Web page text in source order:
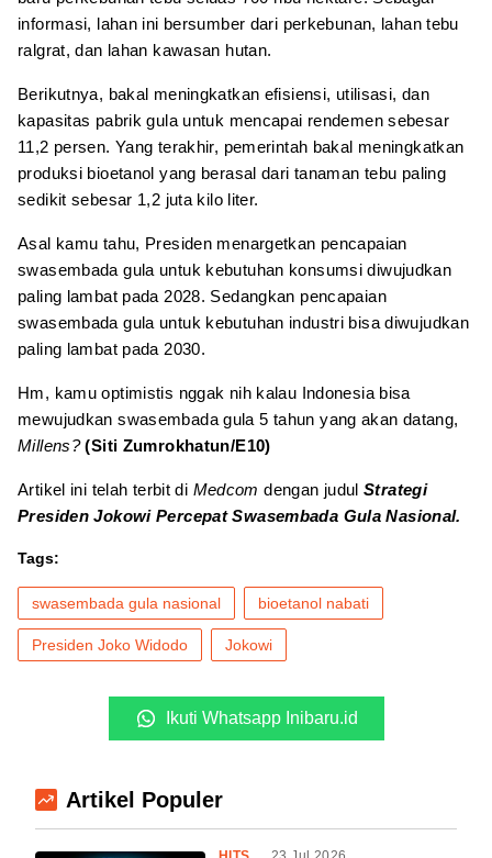
informasi, lahan ini bersumber dari perkebunan, lahan tebu
ralgrat, dan lahan kawasan hutan.
Berikutnya, bakal meningkatkan efisiensi, utilisasi, dan
kapasitas pabrik gula untuk mencapai rendemen sebesar
11,2 persen. Yang terakhir, pemerintah bakal meningkatkan
produksi bioetanol yang berasal dari tanaman tebu paling
sedikit sebesar 1,2 juta kilo liter.
Asal kamu tahu, Presiden menargetkan pencapaian
swasembada gula untuk kebutuhan konsumsi diwujudkan
paling lambat pada 2028. Sedangkan pencapaian
swasembada gula untuk kebutuhan industri bisa diwujudkan
paling lambat pada 2030.
Hm, kamu optimistis nggak nih kalau Indonesia bisa
mewujudkan swasembada gula 5 tahun yang akan datang,
Millens? (Siti Zumrokhatun/E10)
Artikel ini telah terbit di Medcom dengan judul Strategi
Presiden Jokowi Percepat Swasembada Gula Nasional.
Tags:
swasembada gula nasional bioetanol nabati
Presiden Joko Widodo Jokowi
Ikuti Whatsapp Inibaru.id
Artikel Populer